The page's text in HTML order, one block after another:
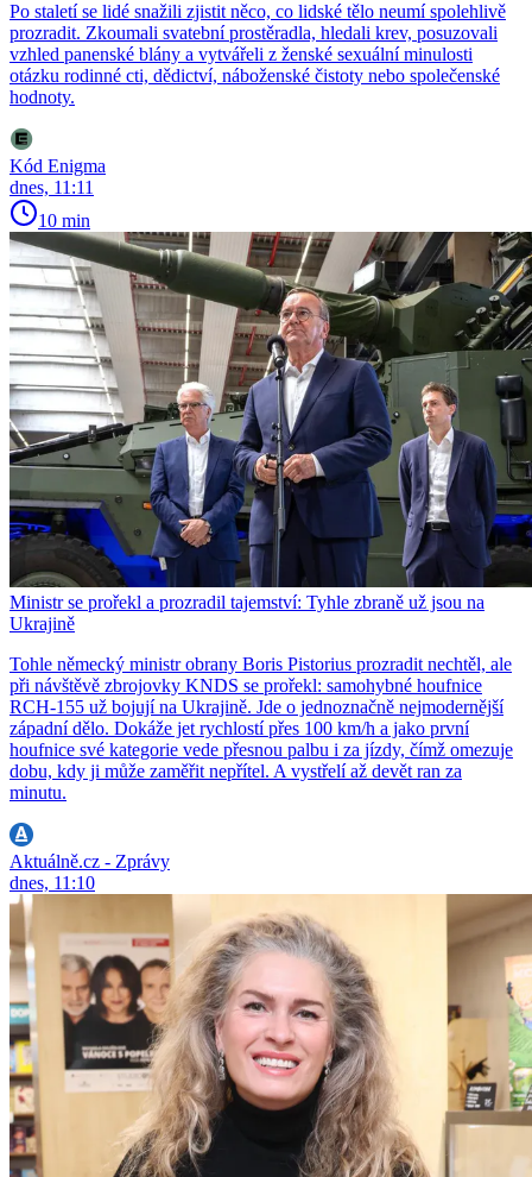
Po staletí se lidé snažili zjistit něco, co lidské tělo neumí spolehlivě
prozradit. Zkoumali svatební prostěradla, hledali krev, posuzovali
vzhled panenské blány a vytvářeli z ženské sexuální minulosti
otázku rodinné cti, dědictví, náboženské čistoty nebo společenské
hodnoty.
Kód Enigma
dnes, 11:11
10 min
Ministr se prořekl a prozradil tajemství: Tyhle zbraně už jsou na
Ukrajině
Tohle německý ministr obrany Boris Pistorius prozradit nechtěl, ale
při návštěvě zbrojovky KNDS se prořekl: samohybné houfnice
RCH-155 už bojují na Ukrajině. Jde o jednoznačně nejmodernější
západní dělo. Dokáže jet rychlostí přes 100 km/h a jako první
houfnice své kategorie vede přesnou palbu i za jízdy, čímž omezuje
dobu, kdy ji může zaměřit nepřítel. A vystřelí až devět ran za
minutu.
Aktuálně.cz - Zprávy
dnes, 11:10